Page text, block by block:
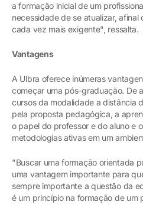
a formação inicial de um
necessidade de se atualizar,
cada vez mais exigente", ressalta.
Vantagens
A Ulbra oferece inúmeras
começar uma pós-graduação. De
cursos da modalidade a distância
pela proposta pedagógica, a
o papel do professor e do aluno e
metodologias ativas em um
"Buscar uma formação orientada
uma vantagem importante para
sempre importante a questão da
é um princípio na formação de um